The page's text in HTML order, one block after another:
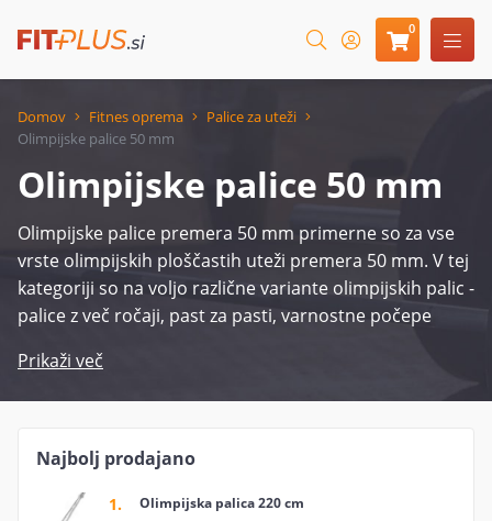
0
Domov Fitnes oprema
Palice za uteži
Olimpijske palice 50 mm
Olimpijske palice 50 mm
Olimpijske palice premera 50 mm primerne so za vse
vrste olimpijskih ploščastih uteži premera 50 mm. V tej
kategoriji so na voljo različne variante olimpijskih palic -
palice z več ročaji, past za pasti, varnostne počepe
Prikaži več
Najbolj prodajano
1. Olimpijska palica 220 cm